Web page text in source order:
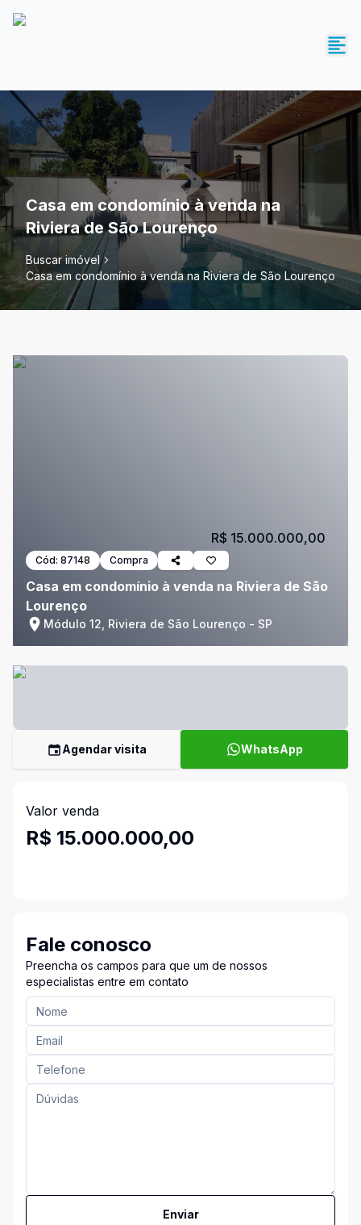
Casa em condomínio à venda na
Riviera de São Lourenço
Buscar imóvel
Casa em condomínio à venda na Riviera de São Lourenço
Cód: 87148 Compra
Casa em condomínio à venda na Riviera de São
Lourenço
Módulo 12, Riviera de São Lourenço - SP
R$ 15.000.000,00
Agendar visita WhatsApp
Valor venda
R$ 15.000.000,00
Fale conosco
Preencha os campos para que um de nossos
especialistas entre em contato
Enviar